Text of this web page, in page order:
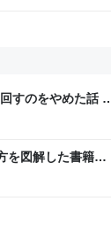
すのをやめた話 -
を図解した書籍が
した『Claude 5世